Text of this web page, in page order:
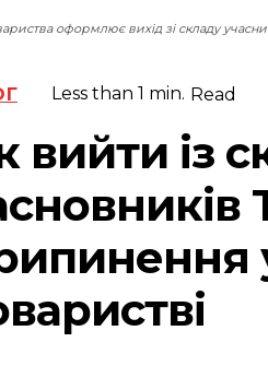
оформлює вихід зі складу
Less than 1 min. Read
вийти із